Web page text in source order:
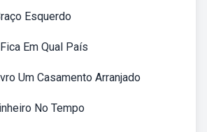
Esquerdo
Em Qual País
Um Casamento Arranjado
No Tempo